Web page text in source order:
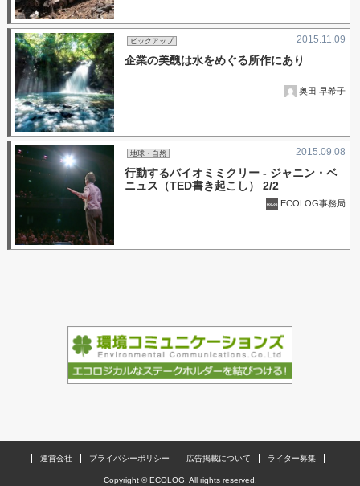
ピックアップ 2015.11.09
企業の美醜は水をめぐる所作にあり
奥田 早希子
地球・自然 2015.09.08
行動するバイオミミクリー - ジャニン・ベ
ニュス（TED書き起こし） 2/2
ECOLOG事務局
運営会社 プライバシーポリシー 広告掲載について ライター募集
Copyright © ECOLOG. All rights reserved.